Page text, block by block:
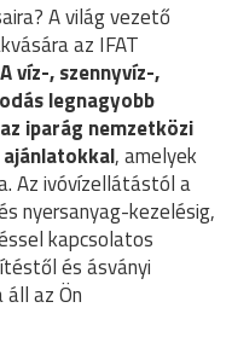
A világ vezető
az IFAT
A víz-, szennyvíz-,
legnagyobb
az iparág nemzetközi
, amelyek
Az ivóvízellátástól a
nyersanyag-kezelésig,
kapcsolatos
és ásványi
az Ön